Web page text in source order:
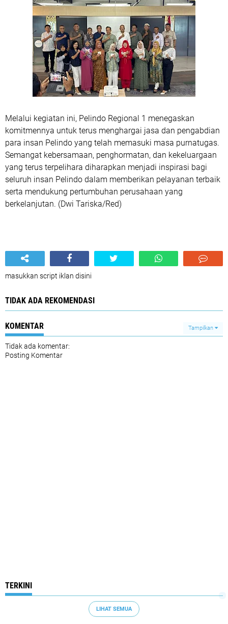
Melalui kegiatan ini, Pelindo Regional 1 menegaskan
komitmennya untuk terus menghargai jasa dan pengabdian
para insan Pelindo yang telah memasuki masa purnatugas.
Semangat kebersamaan, penghormatan, dan kekeluargaan
yang terus terpelihara diharapkan menjadi inspirasi bagi
seluruh insan Pelindo dalam memberikan pelayanan terbaik
serta mendukung pertumbuhan perusahaan yang
berkelanjutan. (Dwi Tariska/Red)
masukkan script iklan disini
TIDAK ADA REKOMENDASI
KOMENTAR Tampilkan
Tidak ada komentar:
Posting Komentar
TERKINI
LIHAT SEMUA